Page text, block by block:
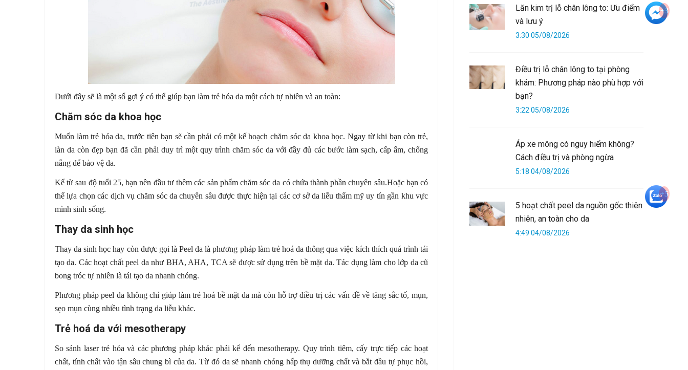
Dưới đây sẽ là một số gợi ý có thể giúp bạn làm trẻ hóa da một cách tự nhiên và an toàn:
Chăm sóc da khoa học
Muốn làm trẻ hóa da, trước tiên bạn sẽ cần phải có một kế hoạch chăm sóc da khoa học. Ngay từ khi bạn còn trẻ,
làn da còn đẹp bạn đã cần phải duy trì một quy trình chăm sóc da với đầy đủ các bước làm sạch, cấp ẩm, chống
nắng để bảo vệ da.
Kể từ sau độ tuổi 25, bạn nên đầu tư thêm các sản phẩm chăm sóc da có chứa thành phần chuyên sâu.Hoặc bạn có
thể lựa chọn các dịch vụ chăm sóc da chuyên sâu được thực hiện tại các cơ sở da liễu thẩm mỹ uy tín gần khu vực
mình sinh sống.
Thay da sinh học
Thay da sinh học hay còn được gọi là Peel da là phương pháp làm trẻ hoá da thông qua việc kích thích quá trình tái
tạo da. Các hoạt chất peel da như BHA, AHA, TCA sẽ được sử dụng trên bề mặt da. Tác dụng làm cho lớp da cũ
bong tróc tự nhiên là tái tạo da nhanh chóng.
Phương pháp peel da không chỉ giúp làm trẻ hoá bề mặt da mà còn hỗ trợ điều trị các vấn đề về tăng sắc tố, mụn,
sẹo mụn cùng nhiều tình trạng da liễu khác.
Trẻ hoá da với mesotherapy
So sánh laser trẻ hóa và các phương pháp khác phải kể đến mesotherapy. Quy trình tiêm, cấy trực tiếp các hoạt
chất, tính chất vào tận sâu chung bì của da. Từ đó da sẽ nhanh chóng hấp thụ dưỡng chất và bắt đầu tự phục hồi,
Lăn kim trị lỗ chân lông to: Ưu điểm
và lưu ý
3:30 05/08/2026
Điều trị lỗ chân lông to tại phòng
khám: Phương pháp nào phù hợp với
bạn?
3:22 05/08/2026
Áp xe mông có nguy hiểm không?
Cách điều trị và phòng ngừa
5:18 04/08/2026
5 hoạt chất peel da nguồn gốc thiên
nhiên, an toàn cho da
4:49 04/08/2026
+3
+5